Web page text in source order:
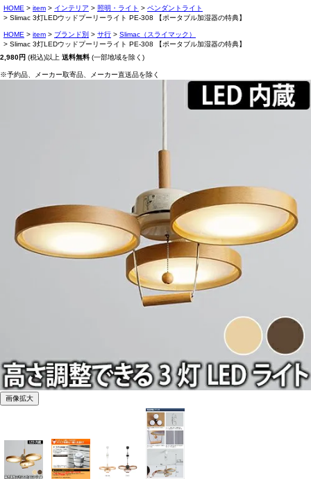
HOME item インテリア 照明・ライト
ペンダントライト
Slimac 3灯LEDウッドプーリーライト PE-308 【ポータブル加湿器の特典】
HOME item ブランド別 サ行
Slimac（スライマック）
Slimac 3灯LEDウッドプーリーライト PE-308 【ポータブル加湿器の特典】
2,980円 (税込)以上 送料無料 (一部地域を除く)
※予約品、メーカー取寄品、メーカー直送品を除く
画像拡大